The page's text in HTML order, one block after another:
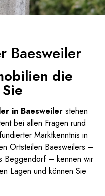
Baesweiler
die
in Baesweiler stehen
bei allen Fragen rund
Marktkenntnis in
Ortsteilen Baesweilers –
Beggendorf – kennen wir
Lagen und können Sie